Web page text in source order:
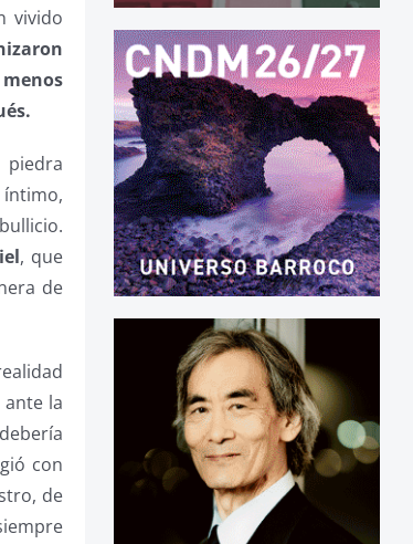
vivido
íntimo,
, que
de
la
con
de